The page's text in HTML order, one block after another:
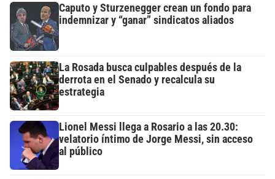
Caputo y Sturzenegger crean un fondo para
indemnizar y “ganar” sindicatos aliados
La Rosada busca culpables después de la
derrota en el Senado y recalcula su
estrategia
Lionel Messi llega a Rosario a las 20.30:
velatorio íntimo de Jorge Messi, sin acceso
al público